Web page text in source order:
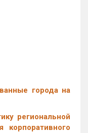
города на
региональной
корпоративного